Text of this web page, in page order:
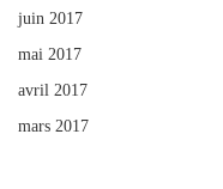
juin 2017
mai 2017
avril 2017
mars 2017